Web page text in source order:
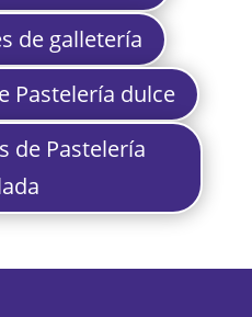
de galletería
Pastelería dulce
de Pastelería